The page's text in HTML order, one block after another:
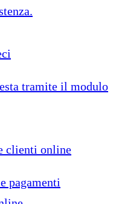
tramite il modulo
clienti online
pagamenti